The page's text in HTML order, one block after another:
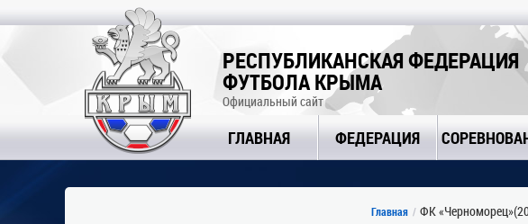
РЕСПУБЛИКАНСКАЯ ФЕДЕРАЦИЯ
ФУТБОЛА КРЫМА
Официальный сайт
ГЛАВНАЯ ФЕДЕРАЦИЯ
Главная ФК